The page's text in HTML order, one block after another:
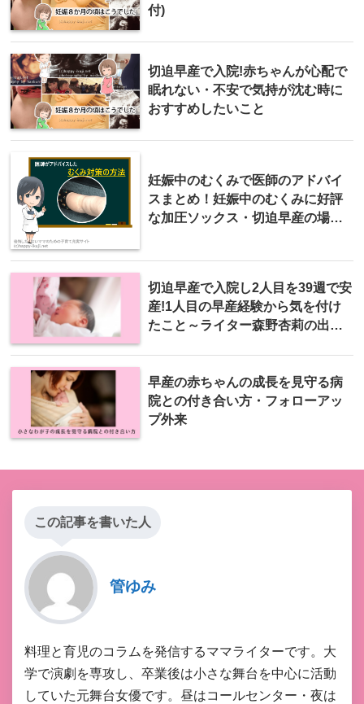
付)
切迫早産で入院!赤ちゃんが心配で
眠れない・不安で気持が沈む時に
おすすめしたいこと
妊娠中のむくみで医師のアドバイ
スまとめ！妊娠中のむくみに好評
な加圧ソックス・切迫早産の場合
切迫早産で入院し2人目を39週で安
産!1人目の早産経験から気を付け
たこと～ライター森野杏莉の出産
早産の赤ちゃんの成長を見守る病
院との付き合い方・フォローアッ
プ外来
この記事を書いた人
管ゆみ
料理と育児のコラムを発信するママライターです。大
学で演劇を専攻し、卒業後は小さな舞台を中心に活動
していた元舞台女優です。昼はコールセンター・夜は